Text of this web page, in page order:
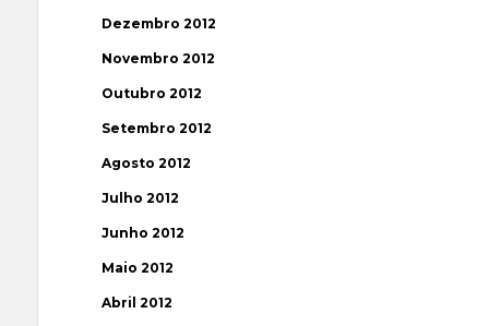
Dezembro 2012
Novembro 2012
Outubro 2012
Setembro 2012
Agosto 2012
Julho 2012
Junho 2012
Maio 2012
Abril 2012